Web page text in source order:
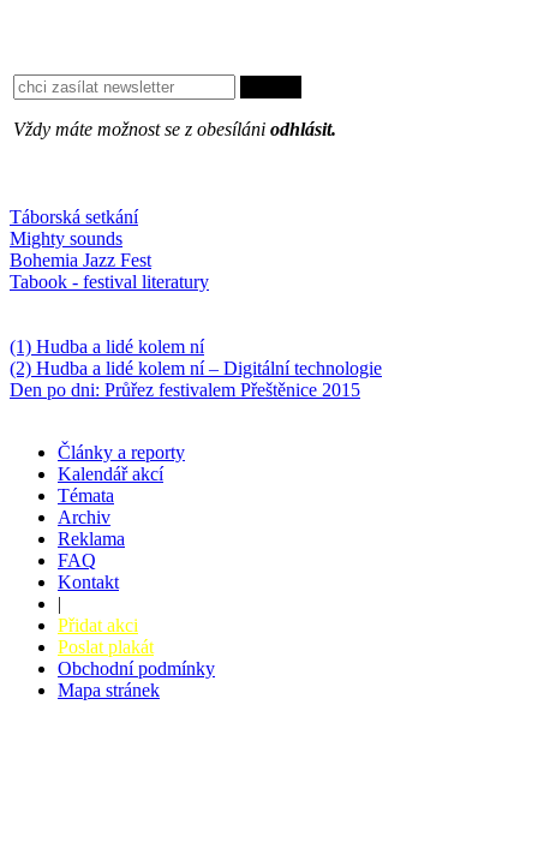
Vždy máte možnost se z obesíláni odhlásit.
Táborská setkání
Mighty sounds
Bohemia Jazz Fest
Tabook - festival literatury
(1) Hudba a lidé kolem ní
(2) Hudba a lidé kolem ní – Digitální technologie
Den po dni: Průřez festivalem Přeštěnice 2015
Články a reporty
Kalendář akcí
Témata
Archiv
Reklama
FAQ
Kontakt
|
Přidat akci
Poslat plakát
Obchodní podmínky
Mapa stránek